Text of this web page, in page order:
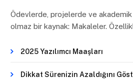
Ödevlerde, projelerde ve akademik
olmaz bir kaynak: Makaleler.
2025 Yazılımcı Maaşları
Dikkat Sürenizin Azaldığını